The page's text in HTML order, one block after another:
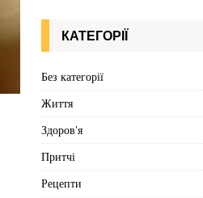
КАТЕГОРІЇ
Без категорії
Життя
Здоров'я
Притчі
Рецепти